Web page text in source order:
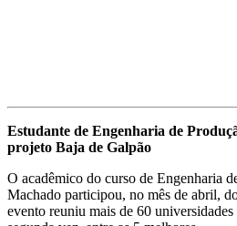
Estudante de Engenharia de
projeto Baja de Galpão
O acadêmico do curso de Engenharia
Machado participou, no mês de abril,
evento reuniu mais de 60